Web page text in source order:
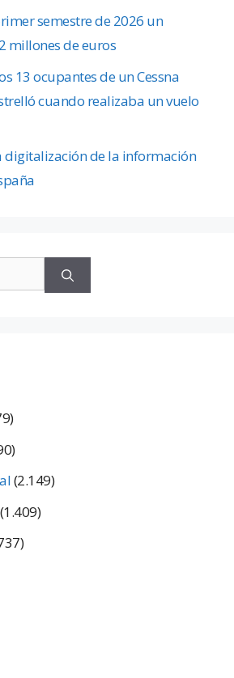
semestre de 2026 un
millones de euros
13 ocupantes de un Cessna
cuando realizaba un vuelo
digitalización de la información
(2.149)
(1.409)